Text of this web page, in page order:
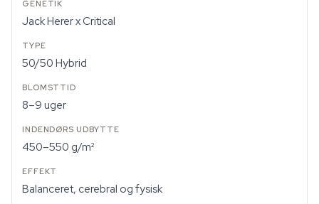
Jack Herer x Critical
50/50 Hybrid
8–9 uger
450–550 g/m²
Balanceret, cerebral og fysisk